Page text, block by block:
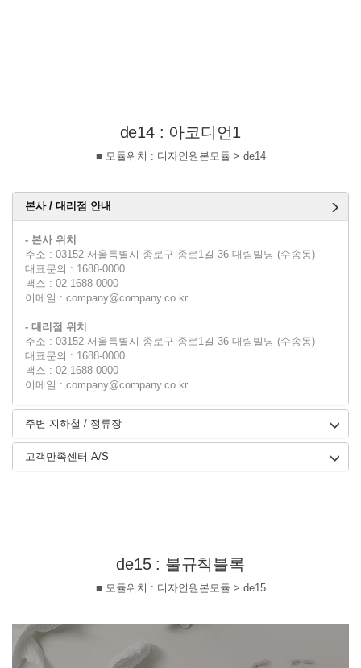
de14 : 아코디언1
■ 모듈위치 : 디자인원본모듈 > de14
본사 / 대리점 안내
- 본사 위치
주소 : 03152 서울특별시 종로구 종로1길 36 대림빌딩 (수송동)
대표문의 : 1688-0000
팩스 : 02-1688-0000
이메일 : company@company.co.kr
- 대리점 위치
주소 : 03152 서울특별시 종로구 종로1길 36 대림빌딩 (수송동)
대표문의 : 1688-0000
팩스 : 02-1688-0000
이메일 : company@company.co.kr
주변 지하철 / 정류장
고객만족센터 A/S
de15 : 불규칙블록
■ 모듈위치 : 디자인원본모듈 > de15